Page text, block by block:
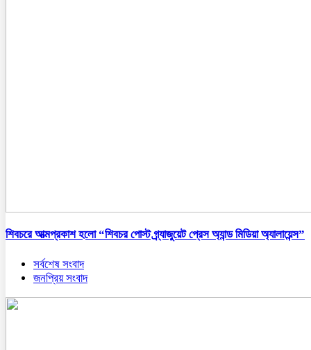
শিবচরে আত্মপ্রকাশ হলো “শিবচর পোস্ট গ্র্যাজুয়েট প্রেস অ্যান্ড মিডিয়া অ্যালায়েন্স”
সর্বশেষ সংবাদ
জনপ্রিয় সংবাদ